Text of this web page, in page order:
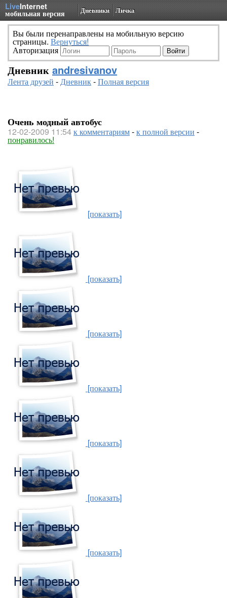
LiveInternet
мобильная версия Дневники Личка
Вы были перенаправлены на мобильную версию
страницы. Вернуться!
Авторизация
Дневник andresivanov
Лента друзей -Дневник-Полная версия
Очень модный автобус
12-02-2009 11:54к комментариям-к полной версии -
понравилось!
[показать]
[показать]
[показать]
[показать]
[показать]
[показать]
[показать]